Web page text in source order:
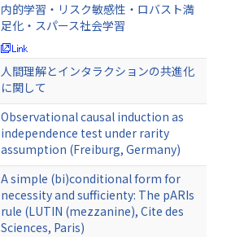
内的学習・リスク敏感性・ロバスト満
足化・スパース社会学習
人間理解とインタラクションの共進化
に関して
Observational causal induction as
independence test under rarity
assumption (Freiburg, Germany)
A simple (bi)conditional form for
necessity and sufficienty: The pARIs
rule (LUTIN (mezzanine), Cite des
Sciences, Paris)